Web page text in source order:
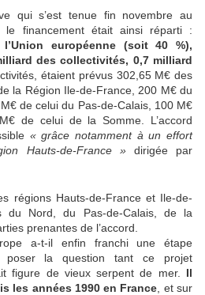
qui s’est tenue fin novembre au
le financement était ainsi réparti :
européenne (soit 40 %),
des collectivités, 0,7 milliard
étaient prévus 302,65 M€ des
la Région Ile-de-France, 200 M€ du
de celui du Pas-de-Calais, 100 M€
de celui de la Somme. L’accord
« grâce notamment à un effort
Hauts-de-France
»dirigée par
régions Hauts-de-France et Ile-de-
du Nord, du Pas-de-Calais, de la
prenantes de l’accord.
a-t-il enfin franchi une étape
la question tant ce projet
figure de vieux serpent de mer. Il
les années 1990 en France , et sur